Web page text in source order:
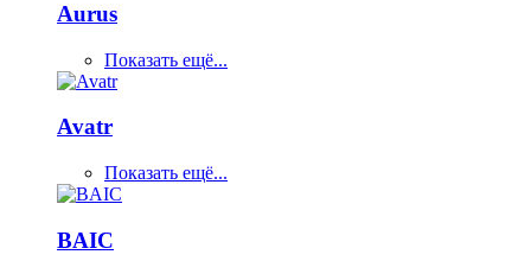
Aurus
Показать ещё...
Avatr
Показать ещё...
BAIC